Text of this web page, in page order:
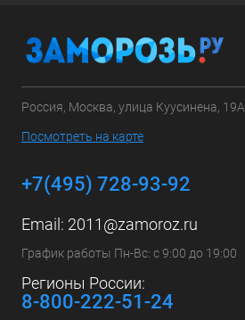
Россия, Москва, улица Куусинена, 19А
Посмотреть на карте
+7(495) 728-93-92
Email: 2011@zamoroz.ru
График работы Пн-Вс: с 9:00 до 19:00
Регионы России:
8-800-222-51-24